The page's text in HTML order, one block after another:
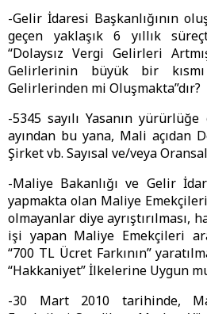
-Gelir İdaresi Başkanlığının
geçen yaklaşık 6 yıllık
“Dolaysız Vergi Gelirleri
Gelirlerinin büyük bir
Gelirlerinden mi Oluşmakta”dır?
-5345 sayılı Yasanın
ayından bu yana, Mali açıdan
Şirket vb. Sayısal ve/veya
-Maliye Bakanlığı ve Gelir
yapmakta olan Maliye
olmayanlar diye ayrıştırılması,
işi yapan Maliye Emekçileri
“700 TL Ücret Farkının”
“Hakkaniyet” İlkelerine Uygun
-30 Mart 2010 tarihinde,